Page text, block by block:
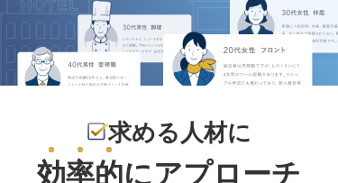
求める人材に
効率的にアプローチ